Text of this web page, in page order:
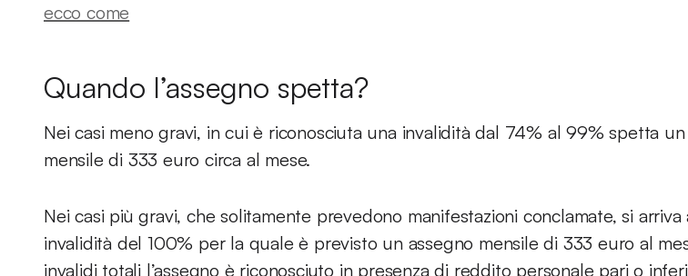
ecco come
Quando l’assegno spetta?
Nei casi meno gravi, in cui è riconosciuta una invalidità dal 74% al 99% spetta un
mensile di 333 euro circa al mese.
Nei casi più gravi, che solitamente prevedono manifestazioni conclamate, si arriva
invalidità del 100% per la quale è previsto un assegno mensile di 333 euro al
invalidi totali l’assegno è riconosciuto in presenza di reddito personale pari o